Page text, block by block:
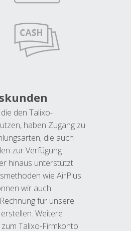
den Talixo-
haben Zugang zu
die auch
zur Verfügung
hinaus unterstützt
wie AirPlus.
wir auch
für unsere
Weitere
Talixo-Firmkonto